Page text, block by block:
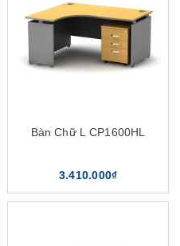
Bàn Chữ L CP1600HL
3.410.000₫